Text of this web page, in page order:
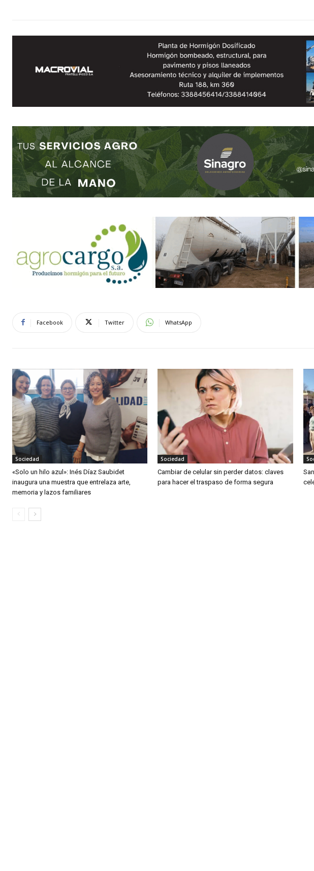
Facebook Twitter WhatsApp
Sociedad
«Solo un hilo azul»: Inés Díaz Saubidet
inaugura una muestra que entrelaza arte,
memoria y lazos familiares
Sociedad
Cambiar de celular sin perder datos: claves
para hacer el traspaso de forma segura